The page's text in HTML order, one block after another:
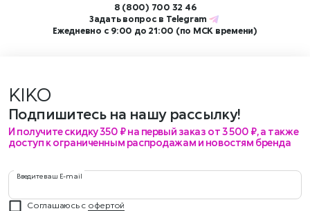
8 (800) 700 32 46
Задать вопрос в Telegram
Ежедневно с 9:00 до 21:00 (по МСК времени)
KIKO
Подпишитесь на нашу рассылку!
И получите скидку 350 ₽ на первый заказ от 3 500 ₽, а также
доступ к ограниченным распродажам и новостям бренда
Введите ваш E-mail
Соглашаюсь с офертой